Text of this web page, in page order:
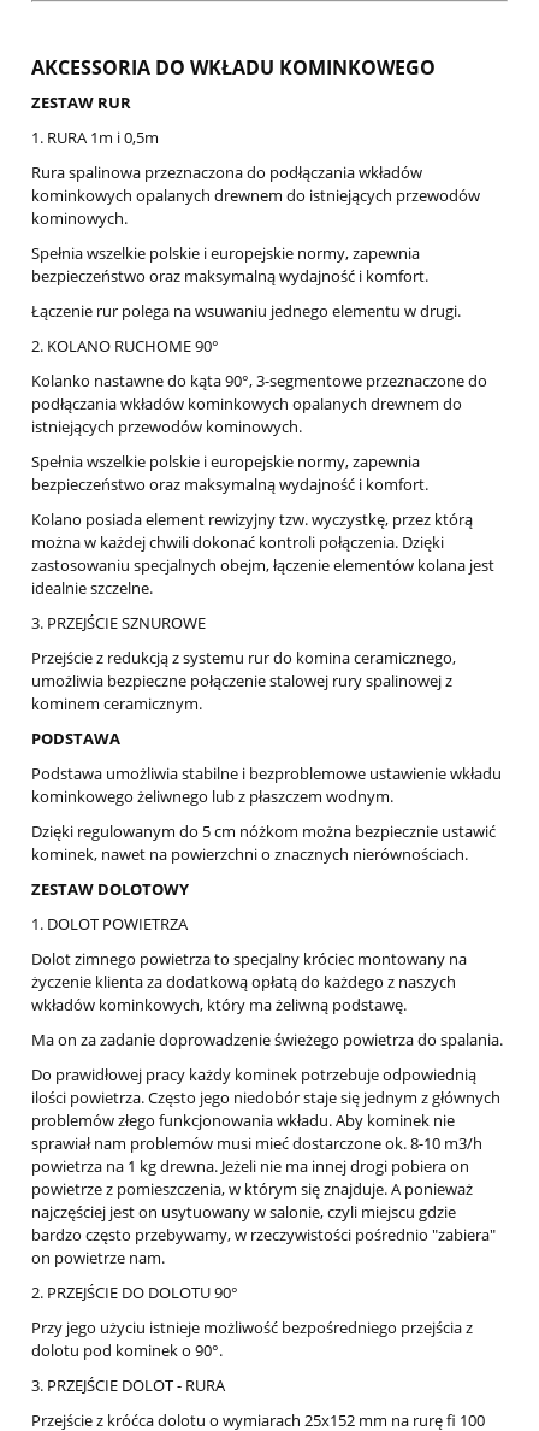
AKCESSORIA DO WKŁADU KOMINKOWEGO
ZESTAW RUR
1. RURA 1m i 0,5m
Rura spalinowa przeznaczona do podłączania wkładów
kominkowych opalanych drewnem do istniejących przewodów
kominowych.
Spełnia wszelkie polskie i europejskie normy, zapewnia
bezpieczeństwo oraz maksymalną wydajność i komfort.
Łączenie rur polega na wsuwaniu jednego elementu w drugi.
2. KOLANO RUCHOME 90°
Kolanko nastawne do kąta 90°, 3-segmentowe przeznaczone do
podłączania wkładów kominkowych opalanych drewnem do
istniejących przewodów kominowych.
Spełnia wszelkie polskie i europejskie normy, zapewnia
bezpieczeństwo oraz maksymalną wydajność i komfort.
Kolano posiada element rewizyjny tzw. wyczystkę, przez którą
można w każdej chwili dokonać kontroli połączenia. Dzięki
zastosowaniu specjalnych obejm, łączenie elementów kolana jest
idealnie szczelne.
3. PRZEJŚCIE SZNUROWE
Przejście z redukcją z systemu rur do komina ceramicznego,
umożliwia bezpieczne połączenie stalowej rury spalinowej z
kominem ceramicznym.
PODSTAWA
Podstawa umożliwia stabilne i bezproblemowe ustawienie wkładu
kominkowego żeliwnego lub z płaszczem wodnym.
Dzięki regulowanym do 5 cm nóżkom można bezpiecznie ustawić
kominek, nawet na powierzchni o znacznych nierównościach.
ZESTAW DOLOTOWY
1. DOLOT POWIETRZA
Dolot zimnego powietrza to specjalny króciec montowany na
życzenie klienta za dodatkową opłatą do każdego z naszych
wkładów kominkowych, który ma żeliwną podstawę.
Ma on za zadanie doprowadzenie świeżego powietrza do spalania.
Do prawidłowej pracy każdy kominek potrzebuje odpowiednią
ilości powietrza. Często jego niedobór staje się jednym z głównych
problemów złego funkcjonowania wkładu. Aby kominek nie
sprawiał nam problemów musi mieć dostarczone ok. 8-10 m3/h
powietrza na 1 kg drewna. Jeżeli nie ma innej drogi pobiera on
powietrze z pomieszczenia, w którym się znajduje. A ponieważ
najczęściej jest on usytuowany w salonie, czyli miejscu gdzie
bardzo często przebywamy, w rzeczywistości pośrednio "zabiera"
on powietrze nam.
2. PRZEJŚCIE DO DOLOTU 90°
Przy jego użyciu istnieje możliwość bezpośredniego przejścia z
dolotu pod kominek o 90°.
3. PRZEJŚCIE DOLOT - RURA
Przejście z króćca dolotu o wymiarach 25x152 mm na rurę fi 100